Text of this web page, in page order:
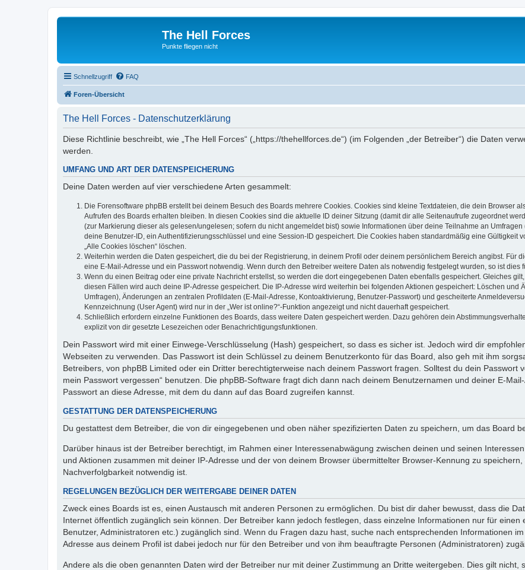
The Hell Forces
Punkte fliegen nicht
Schnellzugriff FAQ
Foren-Übersicht
The Hell Forces - Datenschutzerklärung
Diese Richtlinie beschreibt, wie „The Hell Forces“ („https://thehellforces.de“) (im Folgenden „der Betreiber“) die Daten
werden.
UMFANG UND ART DER DATENSPEICHERUNG
Deine Daten werden auf vier verschiedene Arten gesammelt:
Die Forensoftware phpBB erstellt bei deinem Besuch des Boards mehrere Cookies. Cookies sind kleine Textdateien, die dein Browser
Aufrufen des Boards erhalten bleiben. In diesen Cookies sind die aktuelle ID deiner Sitzung (damit dir alle Seitenaufrufe zugeordnet
(zur Markierung dieser als gelesen/ungelesen; sofern du nicht angemeldet bist) sowie Informationen über deine Teilnahme an
deine Benutzer-ID, ein Authentifizierungsschlüssel und eine Session-ID gespeichert. Die Cookies haben standardmäßig eine Gültigkeit
„Alle Cookies löschen“ löschen.
Weiterhin werden die Daten gespeichert, die du bei der Registrierung, in deinem Profil oder deinem persönlichem Bereich angibst. Für
eine E-Mail-Adresse und ein Passwort notwendig. Wenn durch den Betreiber weitere Daten als notwendig festgelegt wurden, so ist dies
Wenn du einen Beitrag oder eine private Nachricht erstellst, so werden die dort eingegebenen Daten ebenfalls gespeichert. Gleiches
diesen Fällen wird auch deine IP-Adresse gespeichert. Die IP-Adresse wird weiterhin bei folgenden Aktionen gespeichert: Löschen und
Umfragen), Änderungen an zentralen Profildaten (E-Mail-Adresse, Kontoaktivierung, Benutzer-Passwort) und gescheiterte
Kennzeichnung (User Agent) wird nur in der „Wer ist online?“-Funktion angezeigt und nicht dauerhaft gespeichert.
Schließlich erfordern einzelne Funktionen des Boards, dass weitere Daten gespeichert werden. Dazu gehören dein
explizit von dir gesetzte Lesezeichen oder Benachrichtigungsfunktionen.
Dein Passwort wird mit einer Einwege-Verschlüsselung (Hash) gespeichert, so dass es sicher ist. Jedoch wird dir
Webseiten zu verwenden. Das Passwort ist dein Schlüssel zu deinem Benutzerkonto für das Board, also geh mit ihm
Betreibers, von phpBB Limited oder ein Dritter berechtigterweise nach deinem Passwort fragen. Solltest du dein Passwort
mein Passwort vergessen“ benutzen. Die phpBB-Software fragt dich dann nach deinem Benutzernamen und deiner E-
Passwort an diese Adresse, mit dem du dann auf das Board zugreifen kannst.
GESTATTUNG DER DATENSPEICHERUNG
Du gestattest dem Betreiber, die von dir eingegebenen und oben näher spezifizierten Daten zu speichern, um das Board
Darüber hinaus ist der Betreiber berechtigt, im Rahmen einer Interessenabwägung zwischen deinen und seinen
und Aktionen zusammen mit deiner IP-Adresse und der von deinem Browser übermittelter Browser-Kennung zu
Nachverfolgbarkeit notwendig ist.
REGELUNGEN BEZÜGLICH DER WEITERGABE DEINER DATEN
Zweck eines Boards ist es, einen Austausch mit anderen Personen zu ermöglichen. Du bist dir daher bewusst, dass die
Internet öffentlich zugänglich sein können. Der Betreiber kann jedoch festlegen, dass einzelne Informationen nur für
Benutzer, Administratoren etc.) zugänglich sind. Wenn du Fragen dazu hast, suche nach entsprechenden Informationen
Adresse aus deinem Profil ist dabei jedoch nur für den Betreiber und von ihm beauftragte Personen (Administratoren)
Andere als die oben genannten Daten wird der Betreiber nur mit deiner Zustimmung an Dritte weitergeben. Dies gilt